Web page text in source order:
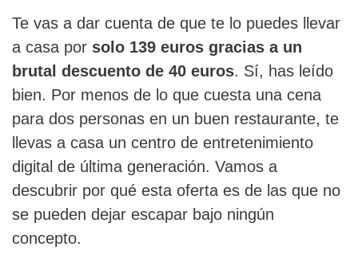
Te vas a dar cuenta de que te lo puedes llevar
a casa por solo 139 euros gracias a un
brutal descuento de 40 euros. Sí, has leído
bien. Por menos de lo que cuesta una cena
para dos personas en un buen restaurante, te
llevas a casa un centro de entretenimiento
digital de última generación. Vamos a
descubrir por qué esta oferta es de las que no
se pueden dejar escapar bajo ningún
concepto.